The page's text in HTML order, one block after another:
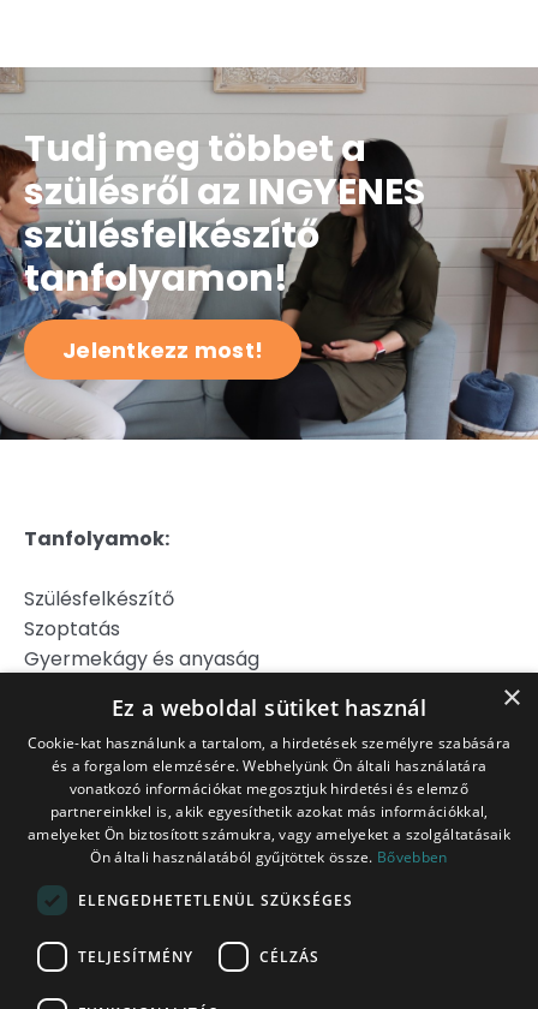
Tudj meg többet a
szülésről az INGYENES
szülésfelkészítő
tanfolyamon!
Jelentkezz most!
Tanfolyamok:
Szülésfelkészítő
Szoptatás
Gyermekágy és anyaság
Szülj könnyebben!
Jogi Nyilatkozat
Adatkezelési Tájékoztató
Általános Szerződési Feltételek
Belépés tagoknak
ITT!
Platina Csomag
×
Ez a weboldal sütiket használ
Cookie-kat használunk a tartalom, a hirdetések személyre szabására
és a forgalom elemzésére. Webhelyünk Ön általi használatára
vonatkozó információkat megosztjuk hirdetési és elemző
partnereinkkel is, akik egyesíthetik azokat más információkkal,
amelyeket Ön biztosított számukra, vagy amelyeket a szolgáltatásaik
Ön általi használatából gyűjtöttek össze. Bővebben
ELENGEDHETETLENÜL SZÜKSÉGES
TELJESÍTMÉNY CÉLZÁS